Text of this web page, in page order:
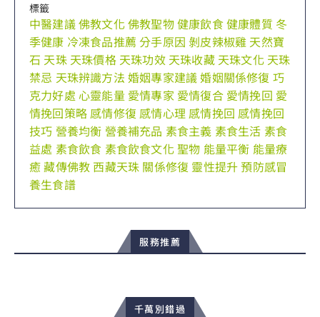
標籤
中醫建議佛教文化佛教聖物健康飲食健康體質 冬
季健康 冷凍食品推薦 分手原因 剝皮辣椒雞 天然寶
石 天珠 天珠價格 天珠功效 天珠收藏 天珠文化 天珠
禁忌 天珠辨識方法 婚姻專家建議婚姻關係修復 巧
克力好處 心靈能量 愛情專家 愛情復合 愛情挽回 愛
情挽回策略感情修復 感情心理感情挽回 感情挽回
技巧 營養均衡 營養補充品 素食主義 素食生活 素食
益處 素食飲食 素食飲食文化聖物 能量平衡 能量療
癒藏傳佛教 西藏天珠 關係修復 靈性提升預防感冒
養生食譜
服務推薦
千萬別錯過